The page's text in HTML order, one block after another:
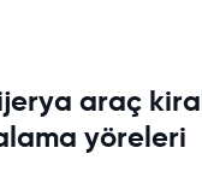
araç
yöreleri